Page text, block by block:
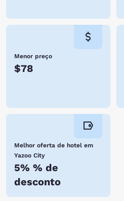
Menor preço
$78
Melhor oferta de hotel em
Yazoo City
5% % de
desconto